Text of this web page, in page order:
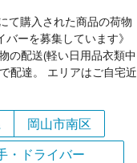
て購入された商品の荷物
ーを募集しています》
の配送(軽い日用品衣類中
配達。 エリアはご自宅近
岡山市南区
・ドライバー